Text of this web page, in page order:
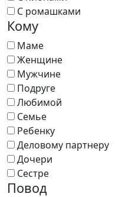
С ромашками
Кому
Маме
Женщине
Мужчине
Подруге
Любимой
Семье
Ребенку
Деловому партнеру
Дочери
Сестре
Повод